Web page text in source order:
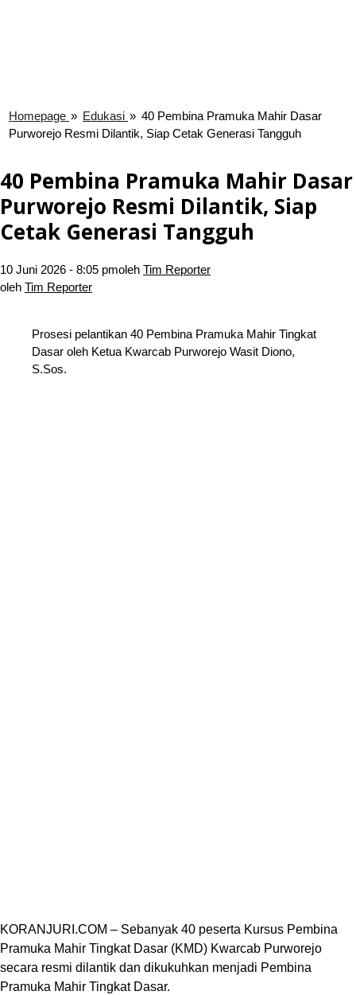
Homepage » Edukasi » 40 Pembina Pramuka Mahir Dasar
Purworejo Resmi Dilantik, Siap Cetak Generasi Tangguh
40 Pembina Pramuka Mahir Dasar
Purworejo Resmi Dilantik, Siap
Cetak Generasi Tangguh
10 Juni 2026 - 8:05 pmoleh Tim Reporter
oleh Tim Reporter
Prosesi pelantikan 40 Pembina Pramuka Mahir Tingkat
Dasar oleh Ketua Kwarcab Purworejo Wasit Diono,
S.Sos.
KORANJURI.COM – Sebanyak 40 peserta Kursus Pembina
Pramuka Mahir Tingkat Dasar (KMD) Kwarcab Purworejo
secara resmi dilantik dan dikukuhkan menjadi Pembina
Pramuka Mahir Tingkat Dasar.